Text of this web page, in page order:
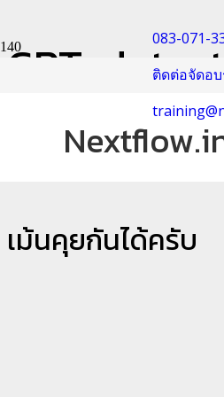
083-071-
ติดต่อจัดอ
GPT-
เครื่องมือจับโป๊ะ ChatGPT: อันนี้มนุษย์พิม
GPT-detector
เม้นคุยกันได้ครับ